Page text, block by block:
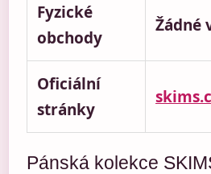
Fyzické
obchody
Žádné
Oficiální
stránky
Pánská kolekce